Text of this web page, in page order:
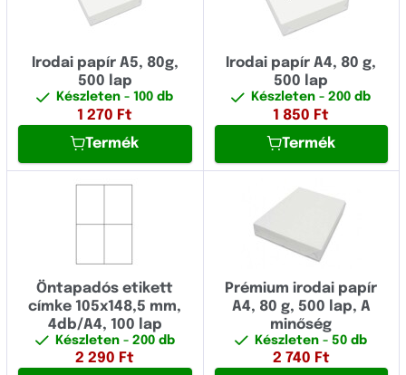
Irodai papír A5, 80g,
500 lap
Készleten- 100 db
1 270 Ft
Termék
Irodai papír A4, 80 g,
500 lap
Készleten- 200 db
1 850 Ft
Termék
Öntapadós etikett
címke 105x148,5 mm,
4db/A4, 100 lap
Készleten - 200 db
2 290 Ft
Prémium irodai papír
A4, 80 g, 500 lap, A
minőség
Készleten- 50 db
2 740 Ft